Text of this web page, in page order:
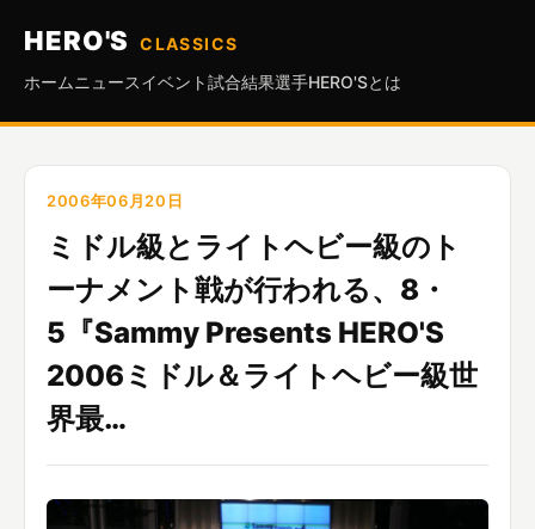
HERO'S
CLASSICS
ホーム ニュースイベント試合結果選手HERO'Sとは
2006年06月20日
ミドル級とライトヘビー級のト
ーナメント戦が行われる、8・
5『Sammy Presents HERO'S
2006ミドル＆ライトヘビー級世
界最…